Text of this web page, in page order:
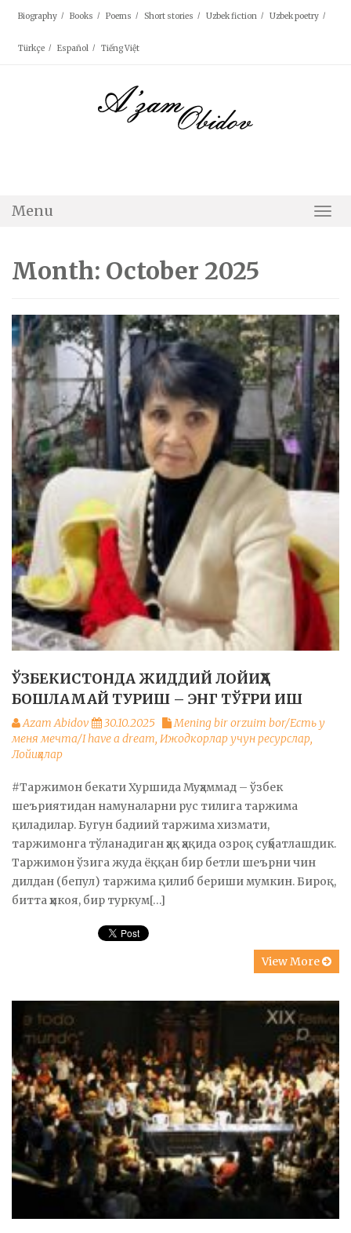
Biography Books Poems Short stories Uzbek fiction Uzbek poetry
Türkçe Español Tiếng Việt
Menu
Month: October 2025
ЎЗБЕКИСТОНДА ЖИДДИЙ ЛОЙИҲА
БОШЛАМАЙ ТУРИШ – ЭНГ ТЎҒРИ ИШ
Azam Abidov 30.10.2025
Mening bir orzuim bor/Есть у
меня мечта/I have a dream, Ижодкорлар учун ресурслар,
Лойиҳалар
#Таржимон бекати Хуршида Муҳаммад – ўзбек
шеъриятидан намуналарни рус тилига таржима
қиладилар. Бугун бадиий таржима хизмати,
таржимонга тўланадиган ҳақ ҳақида озроқ суҳбатлашдик.
Таржимон ўзига жуда ёққан бир бетли шеърни чин
дилдан (бепул) таржима қилиб бериши мумкин. Бироқ,
битта ҳикоя, бир туркум[…]
View More